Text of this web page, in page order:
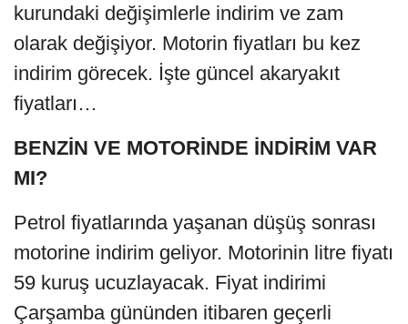
kurundaki değişimlerle indirim ve zam
olarak değişiyor. Motorin fiyatları bu kez
indirim görecek. İşte güncel akaryakıt
fiyatları…
BENZİN VE MOTORİNDE İNDİRİM VAR
MI?
Petrol fiyatlarında yaşanan düşüş sonrası
motorine indirim geliyor. Motorinin litre fiyatı
59 kuruş ucuzlayacak. Fiyat indirimi
Çarşamba gününden itibaren geçerli